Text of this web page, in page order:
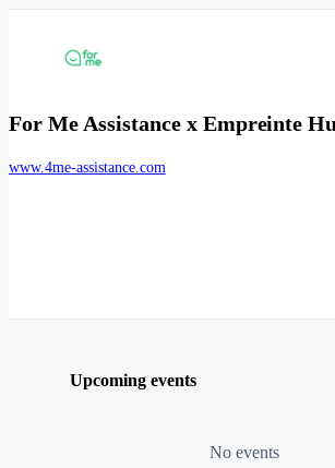
For Me Assistance x Empreinte
www.4me-assistance.com
Upcoming events
No events